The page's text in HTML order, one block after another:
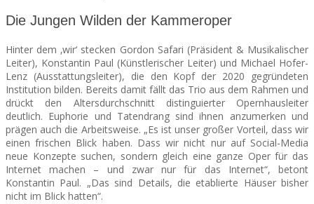
Die Jungen Wilden der Kammeroper
Hinter dem ‚wir‘ stecken Gordon Safari (Präsident & Musikalischer
Leiter), Konstantin Paul (Künstlerischer Leiter) und Michael Hofer-
Lenz (Ausstattungsleiter), die den Kopf der 2020 gegründeten
Institution bilden. Bereits damit fällt das Trio aus dem Rahmen und
drückt den Altersdurchschnitt distinguierter Opernhausleiter
deutlich. Euphorie und Tatendrang sind ihnen anzumerken und
prägen auch die Arbeitsweise. „Es ist unser großer Vorteil, dass wir
einen frischen Blick haben. Dass wir nicht nur auf Social-Media
neue Konzepte suchen, sondern gleich eine ganze Oper für das
Internet machen – und zwar nur für das Internet“, betont
Konstantin Paul. „Das sind Details, die etablierte Häuser bisher
nicht im Blick hatten“.